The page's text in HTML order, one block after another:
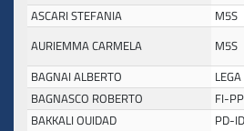
ASCARI STEFANIA
M5S
AURIEMMA CARMELA
M5S
BAGNAI ALBERTO
LEGA
BAGNASCO ROBERTO
FI-
BAKKALI OUIDAD
PD-